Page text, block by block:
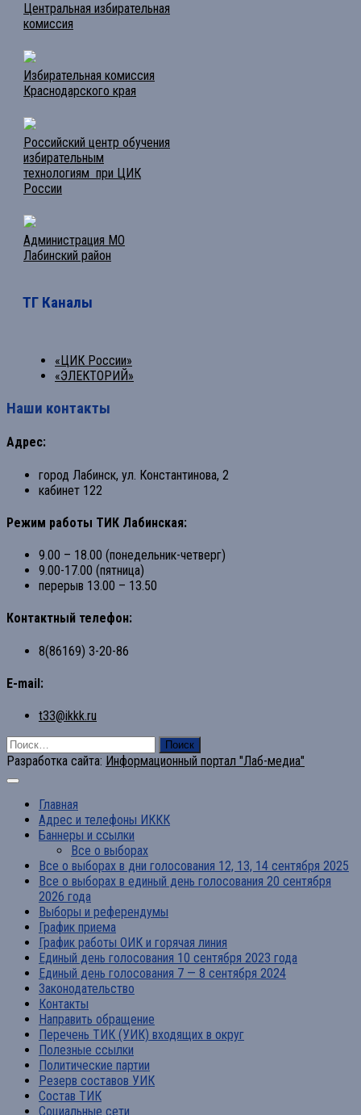
Центральная избирательная
комиссия
Избирательная комиссия
Краснодарского края
Российский центр обучения
избирательным
технологиям при ЦИК
России
Администрация МО
Лабинский район
ТГ Каналы
«ЦИК России»
«ЭЛЕКТОРИЙ»
Наши контакты
Адрес:
город Лабинск, ул. Константинова, 2
кабинет 122
Режим работы ТИК Лабинская:
9.00 – 18.00 (понедельник-четверг)
9.00-17.00 (пятница)
перерыв 13.00 – 13.50
Контактный телефон:
8(86169) 3-20-86
E-mail:
t33@ikkk.ru
Найти:
Разработка сайта: Информационный портал "Лаб-медиа"
Главная
Адрес и телефоны ИККК
Баннеры и ссылки
Все о выборах
Все о выборах в дни голосования 12, 13, 14 сентября 2025
Все о выборах в единый день голосования 20 сентября
2026 года
Выборы и референдумы
График приема
График работы ОИК и горячая линия
Единый день голосования 10 сентября 2023 года
Единый день голосования 7 — 8 сентября 2024
Законодательство
Контакты
Направить обращение
Перечень ТИК (УИК) входящих в округ
Полезные ссылки
Политические партии
Резерв составов УИК
Состав ТИК
Социальные сети